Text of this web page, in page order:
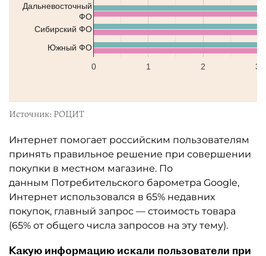
0 1 2 3
Дальневосточный
ФО
Сибирский ФО
Южный ФО
Источник: РОЦИТ
Интернет помогает российским пользователям
принять правильное решение при совершении
покупки в местном магазине. По
данным Потребительского барометра Google,
Интернет использовался в 65% недавних
покупок, главный запрос — стоимость товара
(65% от общего числа запросов на эту тему).
Какую информацию искали пользователи при